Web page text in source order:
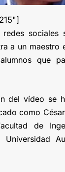
sociales
a un maestro
que
del vídeo se
como
de